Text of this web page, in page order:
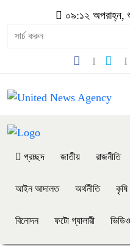
০৯:১২ অপরাহ্ন,
প্রচ্ছদ জাতীয় রাজনীতি
আইন আদালত অর্থনীতি কৃষি
বিনোদন ফটো গ্যালারী